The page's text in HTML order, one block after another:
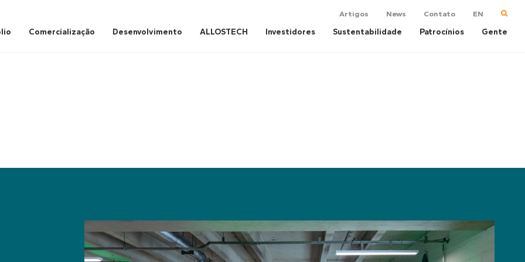
Artigos News Contato EN
Comercialização Desenvolvimento ALLOSTECH Investidores Sustentabilidade Patrocínios Gente